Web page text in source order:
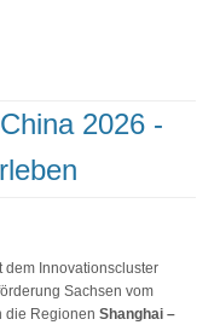
2026 -
dem Innovationscluster
Sachsen vom
die Regionen Shanghai –